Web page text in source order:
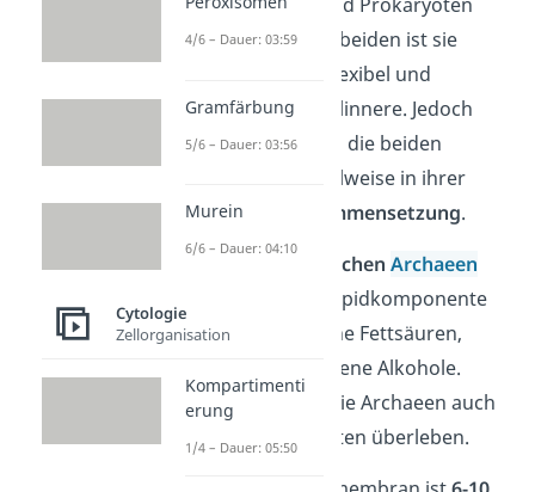
relativ ähnlich. Bei beiden ist sie
nämlich ziemlich flexibel und
umschließt das Zellinnere. Jedoch
unterscheiden sich die beiden
Membrantypen teilweise in ihrer
chemischen Zusammensetzung.
In den
prokaryotischenArchaeen
befinden sich als Lipidkomponente
beispielsweise keine Fettsäuren,
sondern verschiedene Alkohole.
Dadurch können die Archaeen auch
in extremen Gebieten überleben.
4/6 – Dauer: 03:59
Gramfärbung
5/6 – Dauer: 03:56
Murein
6/6 – Dauer: 04:10
Cytologie
Zellorganisation
Kompartimenti
erung
1/4 – Dauer: 05:50